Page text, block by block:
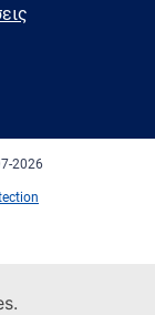
2026